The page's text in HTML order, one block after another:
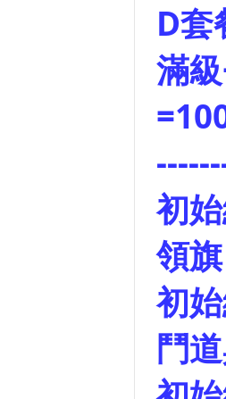
D套
滿
初
領旗
初
鬥